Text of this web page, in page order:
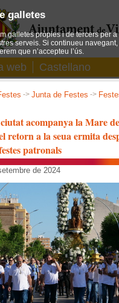
web Castellano
->Junta de Festes ->
acompanya la Mare
retorn a la seua ermita
patronals
de 2024
galletes
galletes pròpies i de tercers per
serveis. Si continueu navegant,
que n’accepteu l’ús.